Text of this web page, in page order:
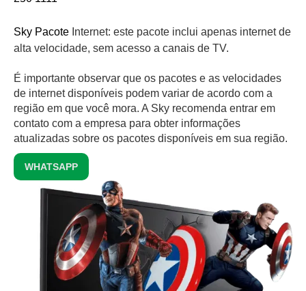
Sky Pacote Internet: este pacote inclui apenas internet de
alta velocidade, sem acesso a canais de TV.
É importante observar que os pacotes e as velocidades
de internet disponíveis podem variar de acordo com a
região em que você mora. A Sky recomenda entrar em
contato com a empresa para obter informações
atualizadas sobre os pacotes disponíveis em sua região.
WHATSAPP